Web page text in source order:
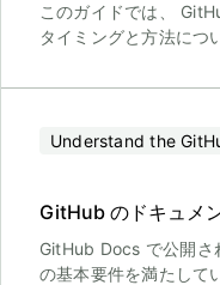
このガイドでは、
タイミングと方法につ
Understand the
GitHub のドキュメ
GitHub Docs で公開さ
の基本要件を満たして